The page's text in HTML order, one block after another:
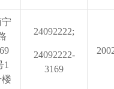
1
24092222;
24092222-
3169